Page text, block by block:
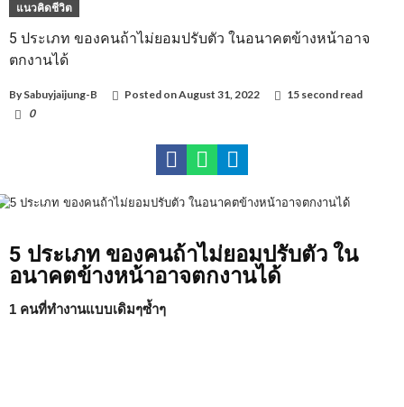
แนวคิดชีวิต
5 ประเภท ของคนถ้าไม่ยอมปรับตัว ในอนาคตข้างหน้าอาจ
ตกงานได้
By Sabuyjaijung-B Posted onAugust 31, 2022
15 second read
0
5 ประเภท ของคนถ้าไม่ยอมปรับตัว ใน
อนาคตข้างหน้าอาจตกงานได้
1 คนที่ทำงานแบบเดิมๆซ้ำๆ